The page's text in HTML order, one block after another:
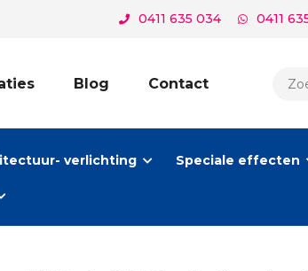
0411 635 034 0411
Blog Contact
verlichting Speciale effecten